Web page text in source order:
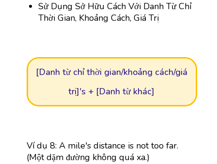
Sử Dụng Sở Hữu Cách Với Danh Từ Chỉ
Thời Gian, Khoảng Cách, Giá Trị
[Danh từ chỉ thời gian/khoảng cách/giá
trị]'s + [Danh từ khác]
Ví dụ 8: A mile's distance is not too far.
(Một dặm đường không quá xa.)